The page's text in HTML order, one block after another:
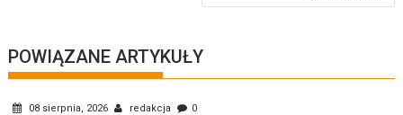
POWIĄZANE ARTYKUŁY
08 sierpnia, 2026 redakcja 0